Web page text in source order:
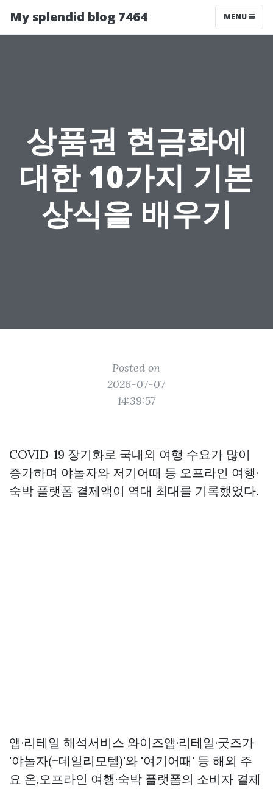
My splendid blog 7464 MENU
상품권 현금화에
대한 10가지 기본
상식을 배우기
Posted on
2026-07-07
14:39:57
COVID-19 장기화로 국내외 여행 수요가 많이
증가하며 야놀자와 저기어때 등 오프라인 여행·
숙박 플랫폼 결제액이 역대 최대를 기록했었다.
앱·리테일 해석서비스 와이즈앱·리테일·굿즈가
'야놀자(+데일리모텔)'와 '여기어때' 등 해외 주
요 온,오프라인 여행·숙박 플랫폼의 소비자 결제